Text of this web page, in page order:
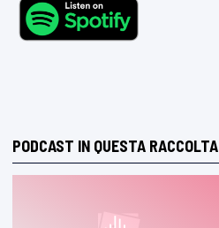
PODCAST IN QUESTA RACCOLTA